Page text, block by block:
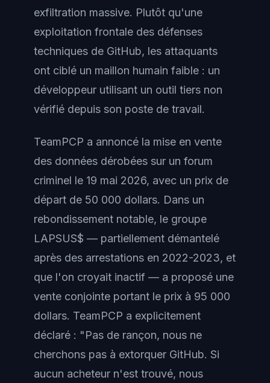
exfiltration massive. Plutôt qu'une
exploitation frontale des défenses
techniques de GitHub, les attaquants
ont ciblé un maillon humain faible : un
développeur utilisant un outil tiers non
vérifié depuis son poste de travail.
TeamPCP a annoncé la mise en vente
des données dérobées sur un forum
criminel le 19 mai 2026, avec un prix de
départ de 50 000 dollars. Dans un
rebondissement notable, le groupe
LAPSUS$ — partiellement démantelé
après des arrestations en 2022-2023, et
que l'on croyait inactif — a proposé une
vente conjointe portant le prix à 95 000
dollars. TeamPCP a explicitement
déclaré : "Pas de rançon, nous ne
cherchons pas à extorquer GitHub. Si
aucun acheteur n'est trouvé, nous